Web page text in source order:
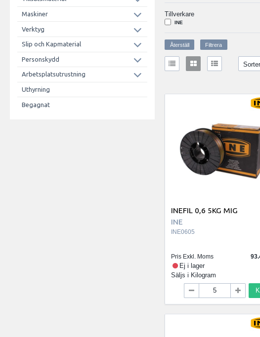
Maskiner
Verktyg
Slip och Kapmaterial
Personskydd
Arbetsplatsutrustning
Uthyrning
Begagnat
Tillverkare
INE
INEFIL 0,6 5KG MIG
INE
INE0605
Pris Exkl. Moms
Ej i lager
Säljs i Kilogram